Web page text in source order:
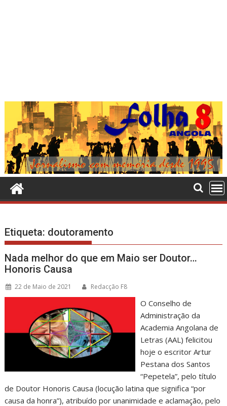
Etiqueta: doutoramento
Nada melhor do que em Maio ser Doutor…
Honoris Causa
22 de Maio de 2021 Redacção F8
O Conselho de
Administração da
Academia Angolana de
Letras (AAL) felicitou
hoje o escritor Artur
Pestana dos Santos
“Pepetela”, pelo título
de Doutor Honoris Causa (locução latina que significa “por
causa da honra”), atribuído por unanimidade e aclamação, pelo